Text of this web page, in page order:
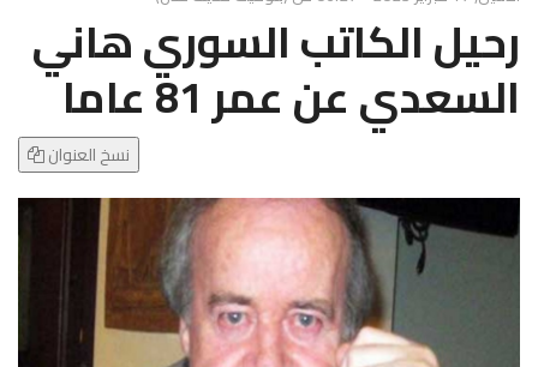
l
e
N
a
g
a
رحيل الكاتب السوري هاني
السعدي عن عمر 81 عاما
نسخ العنوان